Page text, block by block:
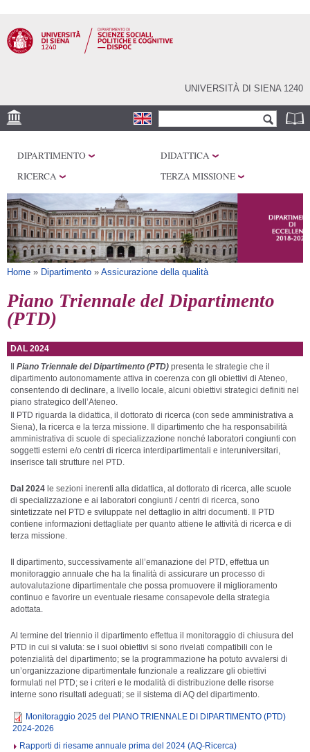
contenuto
principale
UNIVERSITÀ DI SIENA 1240
Form di ricerca
CENTRI DI RICERCA
BIBLIOTECHE
SERVIZI
DIPARTIMENTO
DIDATTICA
RICERCA
TERZA MISSIONE
Tu sei qui
Home » Dipartimento » Assicurazione della qualità
Piano Triennale del Dipartimento
(PTD)
DAL 2024
Piano Triennale del Dipartimento (PTD) presenta le strategie che il
dipartimento autonomamente attiva in coerenza con gli obiettivi di Ateneo,
consentendo di declinare, a livello locale, alcuni obiettivi strategici definiti nel
piano strategico dell’Ateneo.
Il PTD riguarda la didattica, il dottorato di ricerca (con sede amministrativa a
Siena), la ricerca e la terza missione. Il dipartimento che ha responsabilità
amministrativa di scuole di specializzazione nonché laboratori congiunti con
soggetti esterni e/o centri di ricerca interdipartimentali e interuniversitari,
inserisce tali strutture nel PTD.
Dal 2024 le sezioni inerenti alla didattica, al dottorato di ricerca, alle scuole
di specializzazione e ai laboratori congiunti / centri di ricerca, sono
sintetizzate nel PTD e sviluppate nel dettaglio in altri documenti. Il PTD
contiene informazioni dettagliate per quanto attiene le attività di ricerca e di
terza missione.
Il dipartimento, successivamente all’emanazione del PTD, effettua un
monitoraggio annuale che ha la finalità di assicurare un processo di
autovalutazione dipartimentale che possa promuovere il miglioramento
continuo e favorire un eventuale riesame consapevole della strategia
adottata.
Al termine del triennio il dipartimento effettua il monitoraggio di chiusura del
PTD in cui si valuta: se i suoi obiettivi si sono rivelati compatibili con le
potenzialità del dipartimento; se la programmazione ha potuto avvalersi di
un’organizzazione dipartimentale funzionale a realizzare gli obiettivi
formulati nel PTD; se i criteri e le modalità di distribuzione delle risorse
interne sono risultati adeguati; se il sistema di AQ del dipartimento.
Monitoraggio 2025 del PIANO TRIENNALE DI DIPARTIMENTO (PTD)
2024-2026
Rapporti di riesame annuale prima del 2024 (AQ-Ricerca)